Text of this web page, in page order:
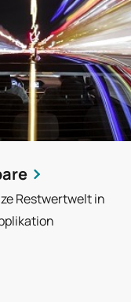
Restwertwelt in